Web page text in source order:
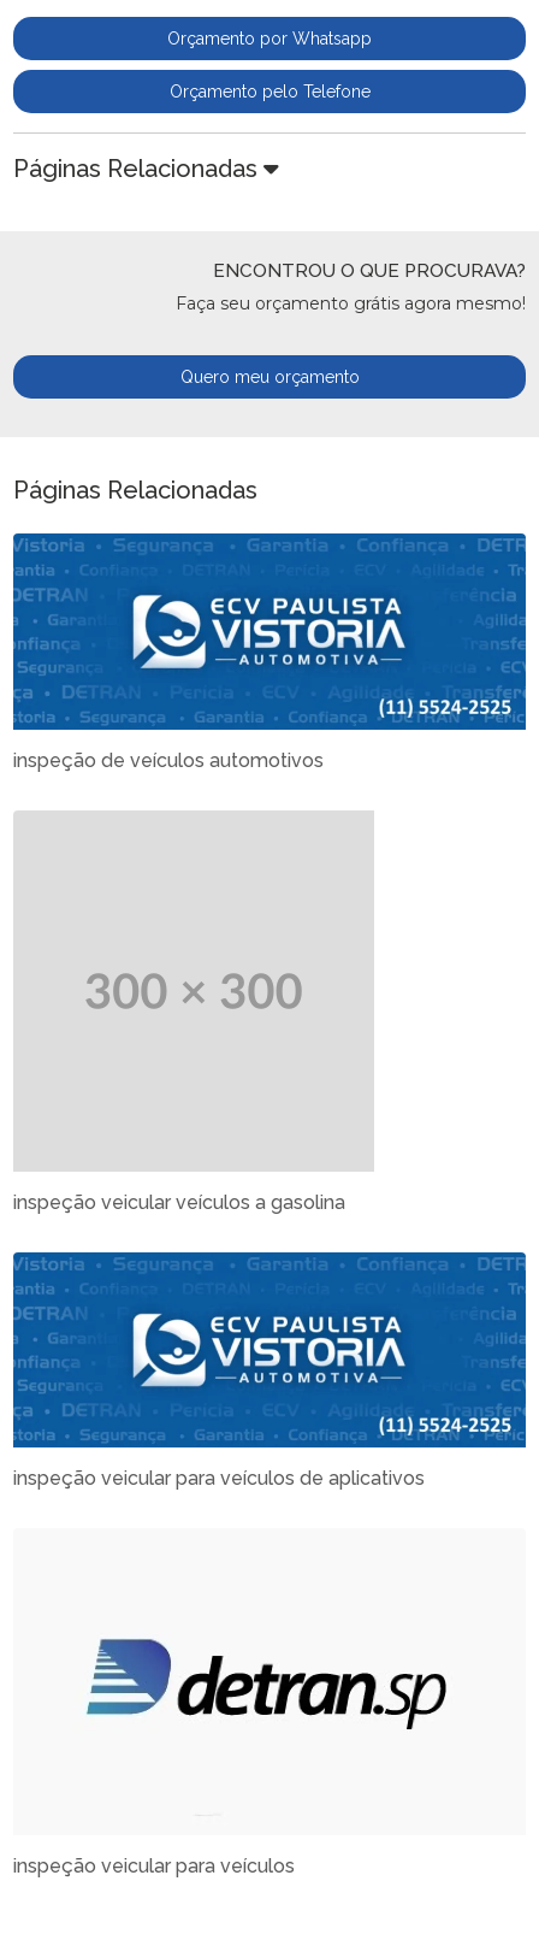
Orçamento por Whatsapp
Orçamento pelo Telefone
Páginas Relacionadas
ENCONTROU O QUE PROCURAVA?
Faça seu orçamento grátis agora mesmo!
Quero meu orçamento
Páginas Relacionadas
inspeção de veículos automotivos
inspeção veicular veículos a gasolina
inspeção veicular para veículos de aplicativos
inspeção veicular para veículos